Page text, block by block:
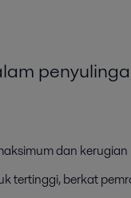
dan
tertinggi, berkat